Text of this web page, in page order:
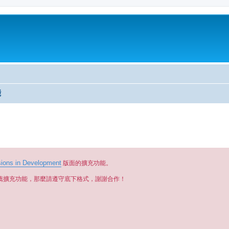
in Development 版面的擴充功能。
充功能，那麼請遵守底下格式，謝謝合作！